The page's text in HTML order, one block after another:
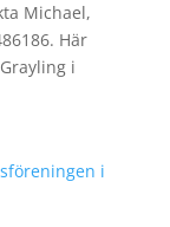
Michael,
Här
i